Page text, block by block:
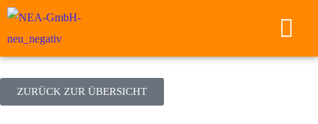
ZURÜCK ZUR ÜBERSICHT